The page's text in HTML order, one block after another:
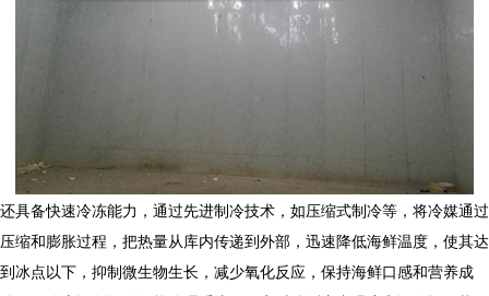
还具备快速冷冻能力，通过先进制冷技术，如压缩式制冷等，将冷媒通过
压缩和膨胀过程，把热量从库内传递到外部，迅速降低海鲜温度，使其达
到冰点以下，抑制微生物生长，减少氧化反应，保持海鲜口感和营养成